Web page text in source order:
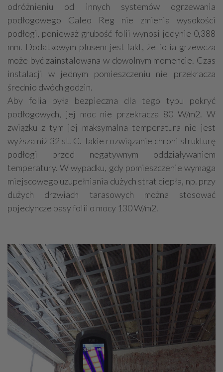
odróżnieniu od innych systemów ogrzewania
podłogowego Caleo Reg nie zmienia wysokości
podłogi, ponieważ grubość folii wynosi jedynie 0,388
mm. Dodatkowym plusem jest fakt, że folia grzewcza
może być zainstalowana w dowolnym momencie. Czas
instalacji w jednym pomieszczeniu nie przekracza
średnio dwóch godzin.
Aby folia była bezpieczna dla tego typu pokryć
podłogowych, jej moc nie przekracza 80 W/m2. W
związku z tym jej maksymalna temperatura nie jest
wyższa niż 32 st. C. Takie rozwiązanie chroni strukturę
podłogi przed negatywnym oddziaływaniem
temperatury. W wypadku, gdy pomieszczenie wymaga
miejscowego uzupełniania dużych strat ciepła, np. przy
dużych drzwiach tarasowych można stosować
pojedyncze pasy folii o mocy 130 W/m2.